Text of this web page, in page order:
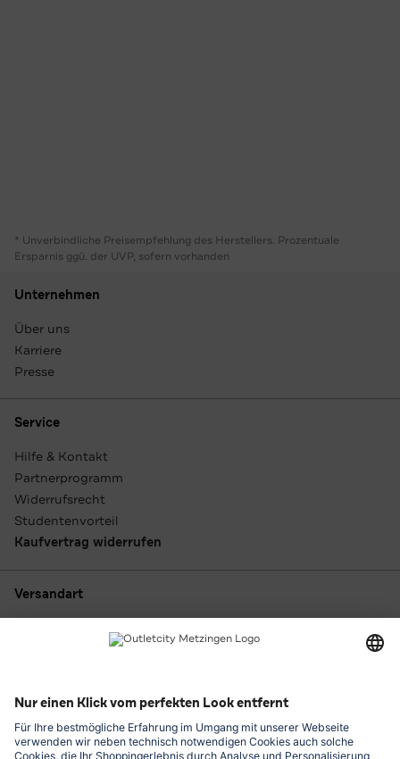
* Unverbindliche Preisempfehlung des Herstellers. Prozentuale
Ersparnis ggü. der UVP, sofern vorhanden
Unternehmen
Über uns
Karriere
Presse
Service
Hilfe & Kontakt
Partnerprogramm
Widerrufsrecht
Studentenvorteil
Kaufvertrag widerrufen
Versandart